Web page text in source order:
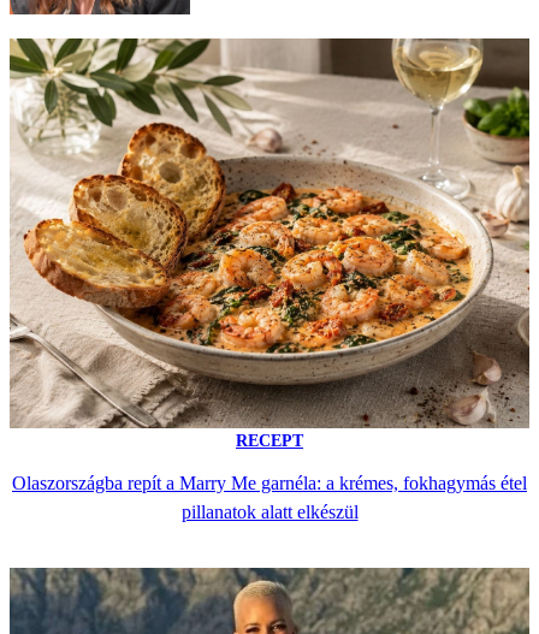
RECEPT
Olaszországba repít a Marry Me garnéla: a krémes, fokhagymás étel
pillanatok alatt elkészül